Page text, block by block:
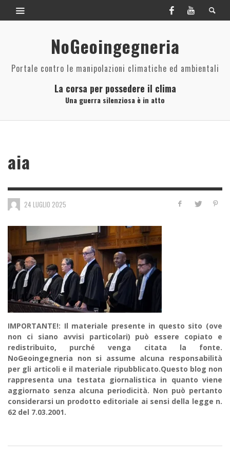
NoGeoingegneria
Portale contro le manipolazioni climatiche ed ambientali
La corsa per possedere il clima
Una guerra silenziosa è in atto
aia
24 LUGLIO 2025
IMPORTANTE!: Il materiale presente in questo sito (ove
non ci siano avvisi particolari) può essere copiato e
redistribuito, purché venga citata la fonte.
NoGeoingegneria non si assume alcuna responsabilità
per gli articoli e il materiale ripubblicato.Questo blog non
rappresenta una testata giornalistica in quanto viene
aggiornato senza alcuna periodicità. Non può pertanto
considerarsi un prodotto editoriale ai sensi della legge n.
62 del 7.03.2001.